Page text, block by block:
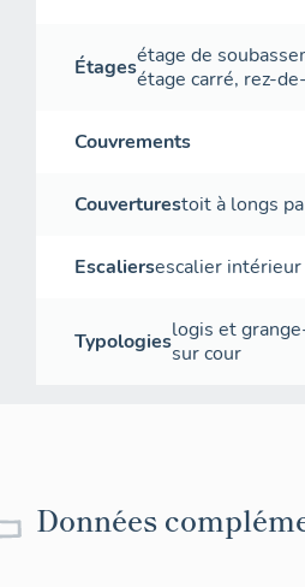
Étagesétage de
étage carré, rez-
Couvrements
Couverturestoit à longs
Escaliersescalier intérieur
Typologieslogis et
sur cour
Données